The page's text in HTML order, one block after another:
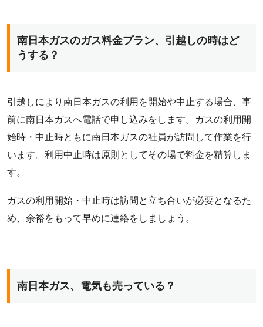
南日本ガスのガス料金プラン、引越しの時はど
うする？
引越しにより南日本ガスの利用を開始や中止する場合、事
前に南日本ガスへ電話で申し込みをします。ガスの利用開
始時・中止時ともに南日本ガスの社員が訪問して作業を行
います。利用中止時は原則としてその場で料金を精算しま
す。
ガスの利用開始・中止時は訪問と立ち合いが必要となるた
め、余裕をもって早めに連絡をしましょう。
南日本ガス、電気も売っている？